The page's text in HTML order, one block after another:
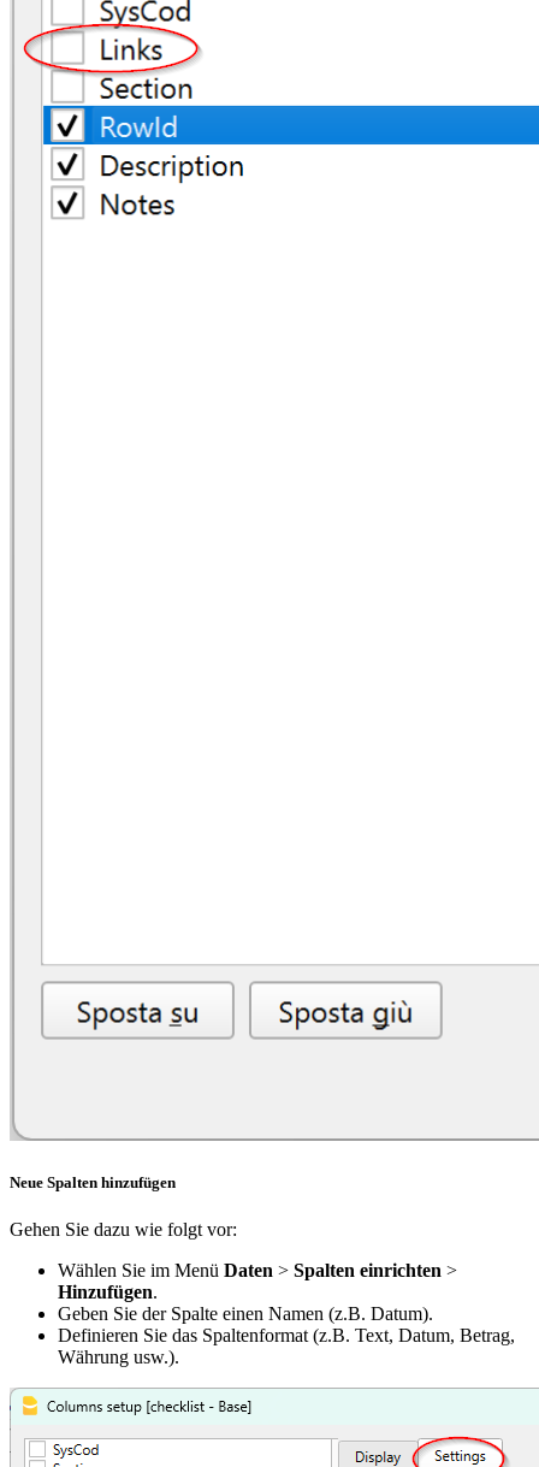
Neue Spalten hinzufügen
Gehen Sie dazu wie folgt vor:
Wählen Sie im Menü Daten > Spalten einrichten >
Hinzufügen.
Geben Sie der Spalte einen Namen (z.B. Datum).
Definieren Sie das Spaltenformat (z.B. Text, Datum, Betrag,
Währung usw.).